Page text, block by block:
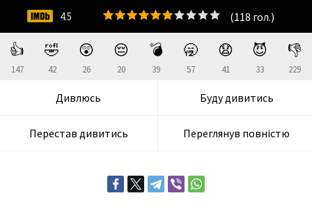
👍
147
🤣
42
😲
26
😔
20
💣
39
🥱
57
😧
41
😈
33
👎
229
Дивлюсь Буду дивитись
Перестав дивитись Переглянув повністю
(118 гол.)
4.5